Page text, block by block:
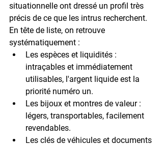
situationnelle ont dressé un profil très
précis de ce que les intrus recherchent.
En tête de liste, on retrouve
systématiquement :
Les espèces et liquidités :
intraçables et immédiatement
utilisables, l'argent liquide est la
priorité numéro un.
Les bijoux et montres de valeur :
légers, transportables, facilement
revendables.
Les clés de véhicules et documents